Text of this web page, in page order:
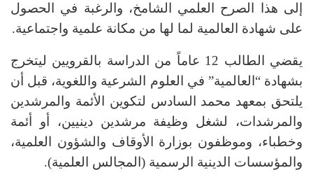
إلى هذا الصرح العلمي الشامخ، والرغبة في الحصول
على شهادة العالمية لما لها من مكانة علمية واجتماعية.
يقضي الطالب 12 عاماً من الدراسة بالقرويين ليتخرج
بشهادة “العالمية” في العلوم الشرعية واللغوية، قبل أن
يلتحق بمعهد محمد السادس لتكوين الأئمة والمرشدين
والمرشدات، لشغل وظيفة مرشدين دينيين، أو أئمة
وخطباء، وموظفون بوزارة الأوقاف والشؤون العلمية،
والمؤسسات الدينية الرسمية (المجالس العلمية).